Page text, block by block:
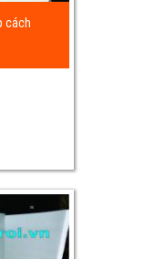
cách